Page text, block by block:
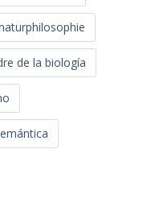
de la biología